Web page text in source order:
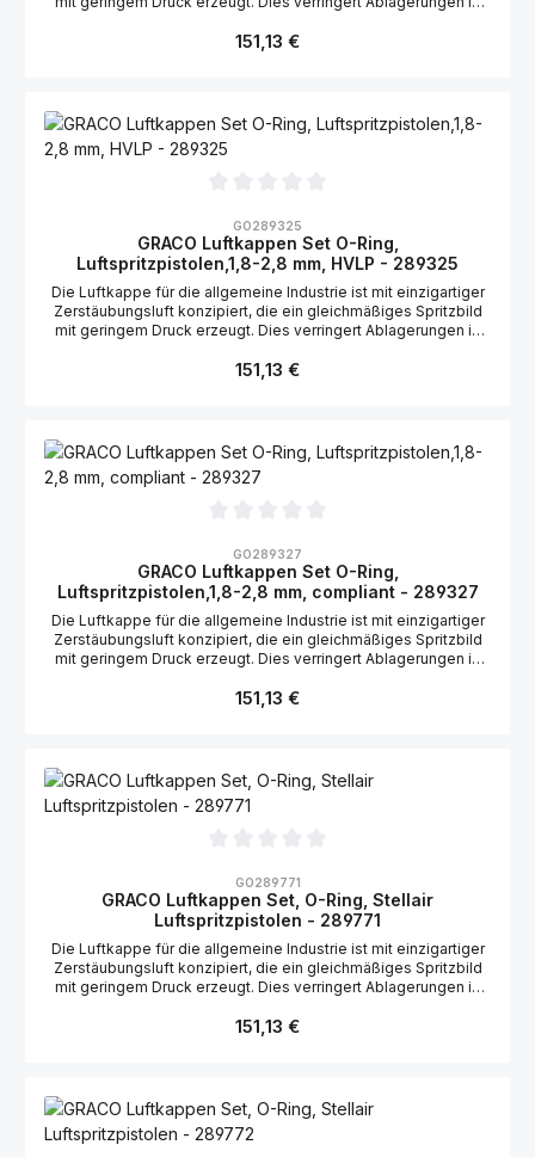
Regulärer Preis:
151,13 €
GO289325
GRACO Luftkappen Set O-Ring,
Luftspritzpistolen,1,8-2,8 mm, HVLP - 289325
Die Luftkappe für die allgemeine Industrie ist mit einzigartiger
Zerstäubungsluft konzipiert, die ein gleichmäßiges Spritzbild
mit geringem Druck erzeugt. Dies verringert Ablagerungen in
HVLP, High wear/verschleißfest: 2004169, 2004170 Geeignet
Regulärer Preis:
151,13 €
GO289327
GRACO Luftkappen Set O-Ring,
Luftspritzpistolen,1,8-2,8 mm, compliant - 289327
Die Luftkappe für die allgemeine Industrie ist mit einzigartiger
Zerstäubungsluft konzipiert, die ein gleichmäßiges Spritzbild
mit geringem Druck erzeugt. Dies verringert Ablagerungen in
compliant: 2004171, 2004172 Geeignet für die Graco AirproRegulärer Preis:
151,13 €
GO289771
GRACO Luftkappen Set, O-Ring, Stellair
Luftspritzpistolen - 289771
Die Luftkappe für die allgemeine Industrie ist mit einzigartiger
Zerstäubungsluft konzipiert, die ein gleichmäßiges Spritzbild
mit geringem Druck erzeugt. Dies verringert Ablagerungen in
2004165
Regulärer Preis:
151,13 €